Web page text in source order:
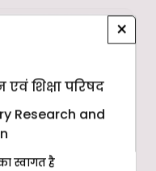
×
शिक्षा परिषद
Research and
स्वागत है